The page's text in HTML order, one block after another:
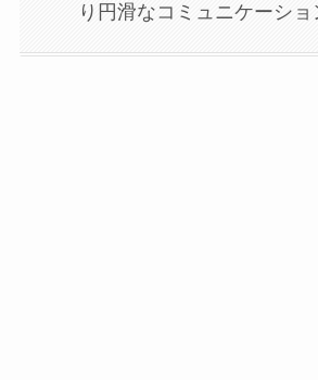
り円滑なコミュニケーショ